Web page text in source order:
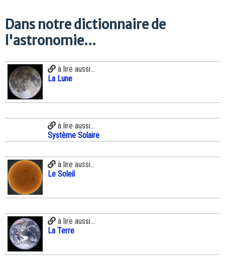
Dans notre dictionnaire de
l'astronomie...
à lire aussi...
La Lune
à lire aussi...
Système Solaire
à lire aussi...
Le Soleil
à lire aussi...
La Terre